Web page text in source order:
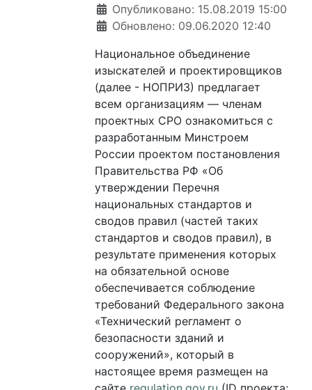
Информация о материале
Опубликовано: 15.08.2019 15:00
Обновлено: 09.06.2020 12:40
Национальное объединение
изыскателей и проектировщиков
(далее - НОПРИЗ) предлагает
всем организациям — членам
проектных СРО ознакомиться с
разработанным Минстроем
России проектом постановления
Правительства РФ «Об
утверждении Перечня
национальных стандартов и
сводов правил (частей таких
стандартов и сводов правил), в
результате применения которых
на обязательной основе
обеспечивается соблюдение
требований Федерального закона
«Технический регламент о
безопасности зданий и
сооружений», который в
настоящее время размещен на